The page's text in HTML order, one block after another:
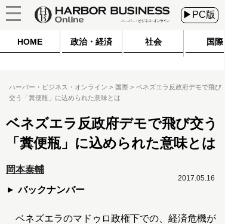
▶PC版
HOME 政治・経済 社会 国際
ハーバー・ビジネス・オンライン 国際
ベネズエラ反政府デモで飛び
交う「糞便瓶」に込められた意味とは
ベネズエラ反政府デモで飛び交う
「糞便瓶」に込められた意味とは
岡本泰輔
バックナンバー
2017.05.16
ベネズエラのマドゥロ政権下での、経済危機が